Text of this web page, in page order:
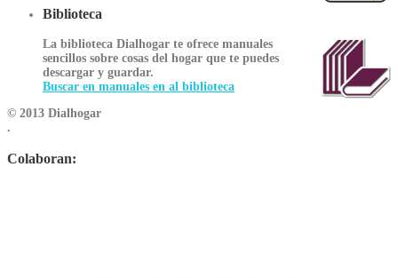
Biblioteca
La biblioteca Dialhogar te ofrece manuales
sencillos sobre cosas del hogar que te puedes
descargar y guardar.
Buscar en manuales en al biblioteca
© 2013 Dialhogar
.
Colaboran: